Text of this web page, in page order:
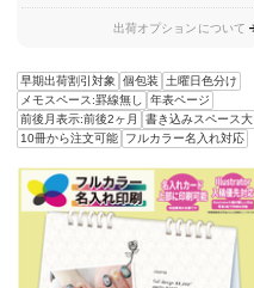
出荷オプションについて
早期出荷割引対象 個包装
土曜日色分け
メモスペース:罫線無し
年表ページ
前後月表示:前後2ヶ月
書き込みスペース大
10冊から注文可能
フルカラー名入れ対応